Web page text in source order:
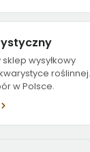
wysyłkowy
roślinnej.
w Polsce.